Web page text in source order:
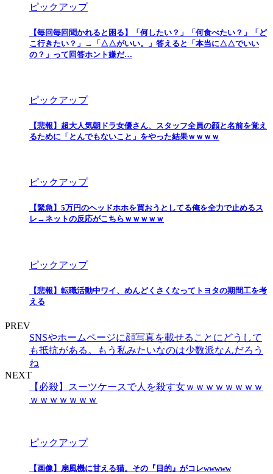
ピックアップ
【毎回毎回聞かれると困る】「何したい？」「何食べたい？」「ど
こ行きたい？」→「△△がいい。」答えると「本当に△△でいい
の？」って回答ホント嫌だ…
ピックアップ
【悲報】超大人気朝ドラ女優さん、スタッフ全員の顔と名前を覚え
るために「とんでもないこと」をやった結果ｗｗｗｗ
ピックアップ
【緊急】5万円のヘッドホホを買おうとしてる俺を全力で止めるス
レ→ネットの反応がこちらｗｗｗｗｗ
ピックアップ
【悲報】転職活動中ワイ、めんどくさくなってトヨタの期間工を考
える
PREV
SNSやホームページに顔写真を載せることにどうして
も抵抗がある。もう私みたいなのは少数派なんだろう
ね
NEXT
【必殺】スーツケースで人を殺す女ｗｗｗｗｗｗｗｗ
ｗｗｗｗｗｗｗ
ピックアップ
【画像】扇風機に甘える猫。その『目的』がコレwwwww